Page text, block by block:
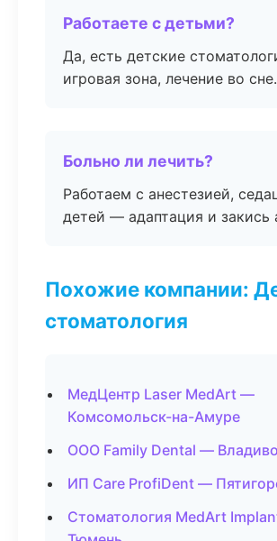
Работаете с детьми?
Да, есть детские
игровая зона, лечение во сне.
Больно ли лечить?
Работаем с анестезией,
детей — адаптация и закись
Похожие компании:
стоматология
МедЦентр Laser MedArt —
Комсомольск-на-Амуре
ООО Family Dental —
ИП Care ProfiDent —
Стоматология MedArt